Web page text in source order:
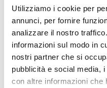
Utilizziamo i cookie per
annunci, per fornire
analizzare il nostro
informazioni sul modo in
nostri partner che si
pubblicità e social media,
con altre informazioni che
Rivestimento
Tessuto - 800